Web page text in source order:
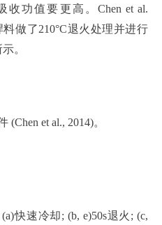
功值要更高。Chen et al.
做了210°C退火处理并进行
。
et al., 2014)。
快速冷却; (b, e)50s退火; (c,